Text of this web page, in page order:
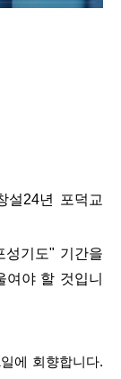
설24년 포덕교
기도" 기간을
야 할 것입니
에 회향합니다.